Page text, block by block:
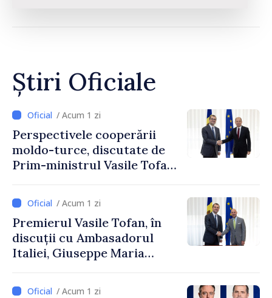
Știri Oficiale
/ Acum 1 zi
Perspectivele cooperării
moldo-turce, discutate de
Prim-ministrul Vasile Tofan
Uygar Mustafa Sertel
/ Acum 1 zi
Premierul Vasile Tofan, în
discuții cu Ambasadorul
Italiei, Giuseppe Maria
/ Acum 1 zi